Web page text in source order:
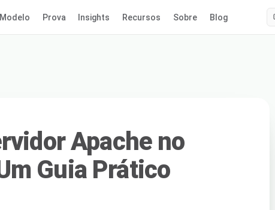
Prova Insights Recursos Sobre Blog
Apache no
Guia Prático